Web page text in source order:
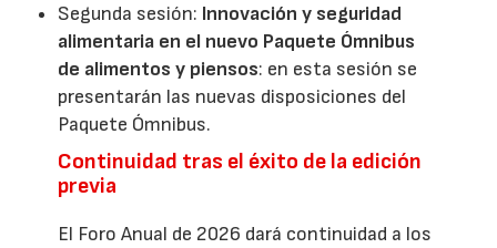
Segunda sesión: Innovación y seguridad
alimentaria en el nuevo Paquete Ómnibus
de alimentos y piensos: en esta sesión se
presentarán las nuevas disposiciones del
Paquete Ómnibus.
Continuidad tras el éxito de la edición
previa
El Foro Anual de 2026 dará continuidad a los